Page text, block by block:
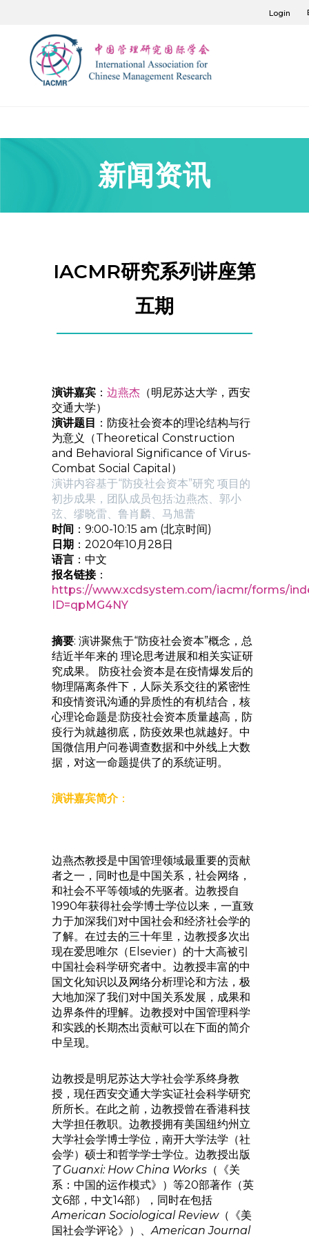
Login
新闻资讯
IACMR研究系列讲座第
五期
演讲嘉宾 ： 边燕杰 （明尼苏达大学，西安
交通大学）
演讲题目 ：防疫社会资本的理论结构与行
为意义（Theoretical Construction
and Behavioral Significance of Virus-
Combat Social Capital）
演讲内容基于“防疫社会资本”研究 项目的
初步成果，团队成员包括:边燕杰、郭小
弦、缪晓雷、鲁肖麟、马旭蕾
时间 ：9:00-10:15 am (北京时间)
日期 ：2020年10月28日
语言 ：中文
报名链接：
https://www.xcdsystem.com/iacmr/forms/
ID=qpMG4NY
摘要: 演讲聚焦于“防疫社会资本”概念，总
结近半年来的 理论思考进展和相关实证研
究成果。 防疫社会资本是在疫情爆发后的
物理隔离条件下，人际关系交往的紧密性
和疫情资讯沟通的异质性的有机结合，核
心理论命题是:防疫社会资本质量越高，防
疫行为就越彻底，防疫效果也就越好。中
国微信用户问卷调查数据和中外线上大数
据，对这一命题提供了的系统证明。
演讲嘉宾简介：
边燕杰教授是中国管理领域最重要的贡献
者之一，同时也是中国关系，社会网络，
和社会不平等领域的先驱者。边教授自
1990年获得社会学博士学位以来，一直致
力于加深我们对中国社会和经济社会学的
了解。在过去的三十年里，边教授多次出
现在爱思唯尔（Elsevier）的十大高被引
中国社会科学研究者中。边教授丰富的中
国文化知识以及网络分析理论和方法，极
大地加深了我们对中国关系发展，成果和
边界条件的理解。边教授对中国管理科学
和实践的长期杰出贡献可以在下面的简介
中呈现。
边教授是明尼苏达大学社会学系终身教
授，现任西安交通大学实证社会科学研究
所所长。在此之前，边教授曾在香港科技
大学担任教职。边教授拥有美国纽约州立
大学社会学博士学位，南开大学法学（社
会学）硕士和哲学学士学位。边教授出版
了Guanxi: How China Works （《关
系：中国的运作模式》）等20部著作（英
文6部，中文14部），同时在包括
American Sociological Review（《美
国社会学评论》）、American Journal